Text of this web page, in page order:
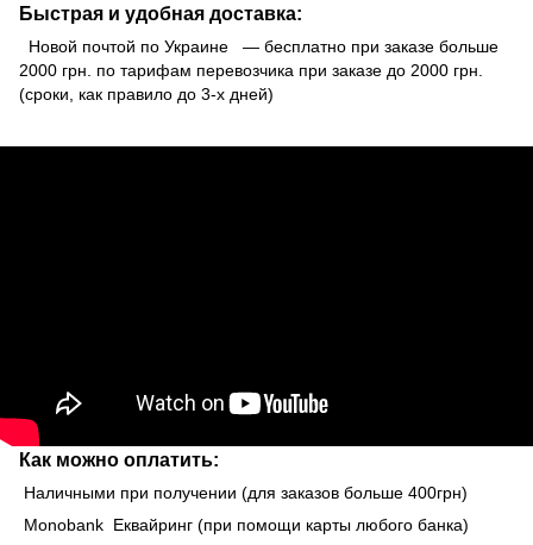
Быстрая и удобная доставка:
Новой почтой по Украине — бесплатно при заказе больше
2000 грн. по тарифам перевозчика при заказе до 2000 грн.
(сроки, как правило до 3-х дней)
Как можно оплатить:
Наличными при получении (для заказов больше 400грн)
Monobank Еквайринг (при помощи карты любого банка)